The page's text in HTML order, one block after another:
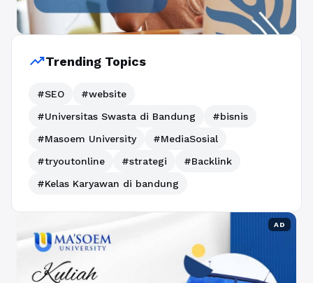
trending_upTrending Topics
#SEO
#website
#Universitas Swasta di Bandung
#bisnis
#Masoem University
#MediaSosial
#tryoutonline
#strategi
#Backlink
#Kelas Karyawan di bandung
AD